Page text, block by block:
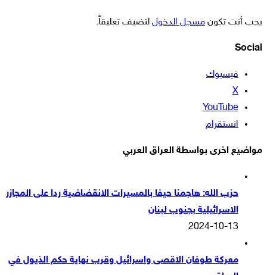
يجب أنت تكون مسجل الدخول لتضيف تعليقاً.
Social
فيسبوك
‫X
‫YouTube
انستقرام
مواضيع اخرى بواسطة العراق العربي
حزب الله: هاجمنا حيفا بالمسيرات الانقضاضية ردا على المجازر
الاسرائيلية بجنوب لبنان
2024-10-13
معركة طوفان الاقصى واسرائيل وقرب نهاية حكم الذيول في